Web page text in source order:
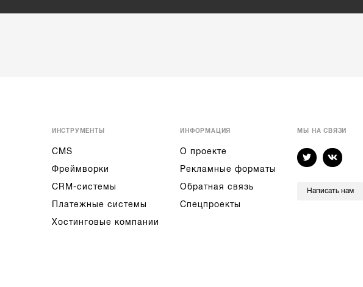
ИНСТРУМЕНТЫ
CMS
Фреймворки
CRM-системы
Платежные системы
Хостинговые компании
ИНФОРМАЦИЯ
О проекте
Рекламные форматы
Обратная связь
Спецпроекты
МЫ НА СВЯЗИ
Написать нам